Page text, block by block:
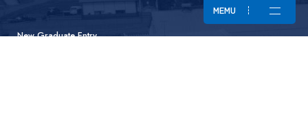
MEMU
New Graduate Entry